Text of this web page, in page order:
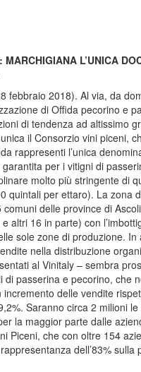
MARCHIGIANA L’UNICA
febbraio 2018). Al via, da
di Offida pecorino e
di tendenza ad altissimo
il Consorzio vini piceni,
rappresenti l’unica
per i vitigni di
molto più stringente di
quintali per ettaro). La zona
comuni delle province di
altri 16 in parte) con
sole zone di produzione. In
nella distribuzione
al Vinitaly – sembra
di passerina e pecorino, che
incremento delle vendite
Saranno circa 2 milioni
la maggior parte dalle
Piceni, che con oltre 154
dell’83% sulla